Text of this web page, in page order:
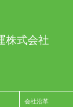
株式会社
会社沿革